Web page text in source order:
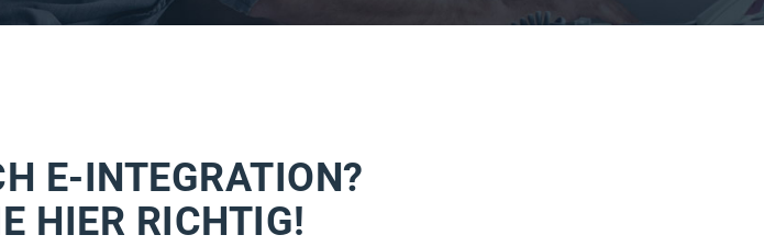
E-INTEGRATION?
HIER RICHTIG!